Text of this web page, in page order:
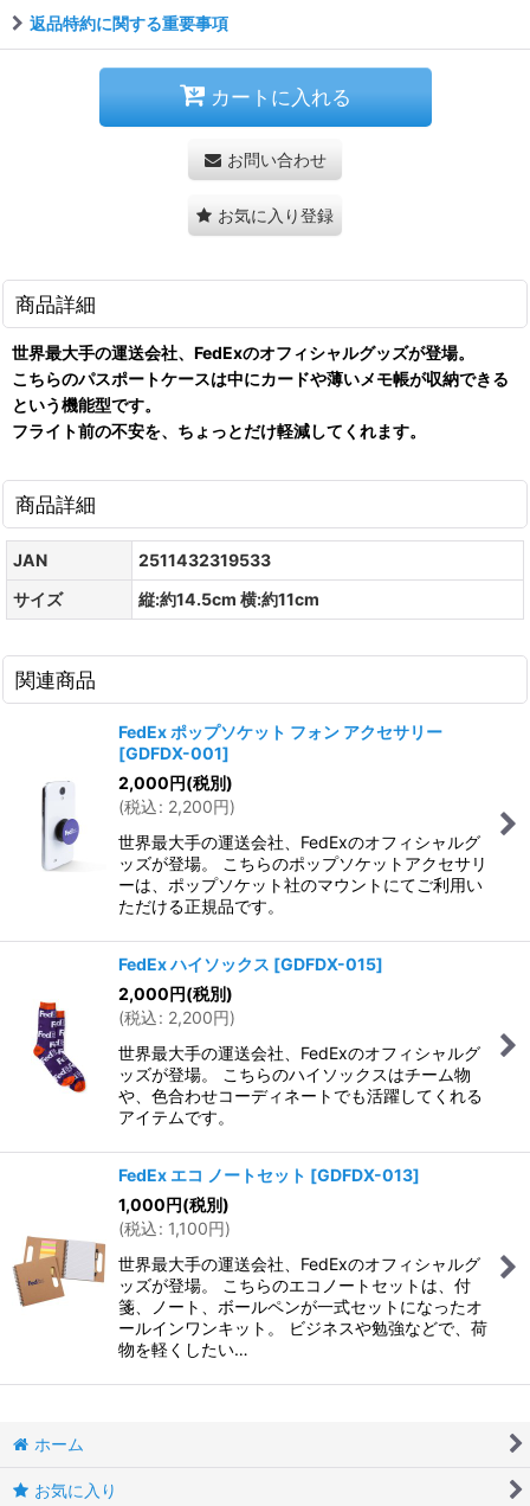
返品特約に関する重要事項
カートに入れる
お問い合わせ
お気に入り登録
商品詳細
世界最大手の運送会社、FedExのオフィシャルグッズが登場。
こちらのパスポートケースは中にカードや薄いメモ帳が収納できる
という機能型です。
フライト前の不安を、ちょっとだけ軽減してくれます。
商品詳細
JAN
2511432319533
サイズ
縦:約14.5cm 横:約11cm
関連商品
FedEx ポップソケット フォン アクセサリー
[GDFDX-001]
2,000円(税別)
(税込: 2,200円)
世界最大手の運送会社、FedExのオフィシャルグ
ッズが登場。 こちらのポップソケットアクセサリ
ーは、ポップソケット社のマウントにてご利用い
ただける正規品です。
FedEx ハイソックス [GDFDX-015]
2,000円(税別)
(税込: 2,200円)
世界最大手の運送会社、FedExのオフィシャルグ
ッズが登場。 こちらのハイソックスはチーム物
や、色合わせコーディネートでも活躍してくれる
アイテムです。
FedEx エコ ノートセット [GDFDX-013]
1,000円(税別)
(税込: 1,100円)
世界最大手の運送会社、FedExのオフィシャルグ
ッズが登場。 こちらのエコノートセットは、付
箋、ノート、ボールペンが一式セットになったオ
ールインワンキット。 ビジネスや勉強などで、荷
物を軽くしたい…
ホーム
お気に入り